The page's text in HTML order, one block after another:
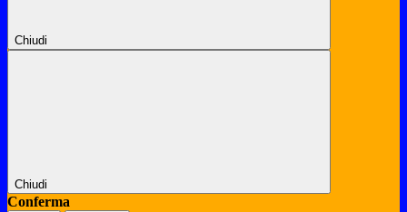
Chiudi
Chiudi
Conferma